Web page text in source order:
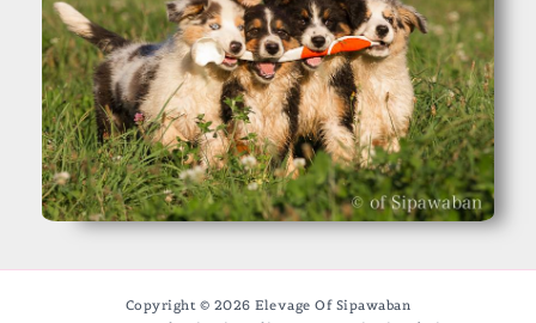
Copyright © 2026 Elevage Of Sipawaban